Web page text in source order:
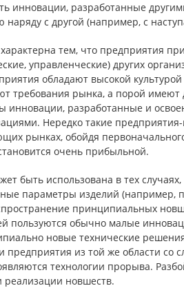
инновации, разработанные
с другой (например, с
характерна тем, что предприятия
управленческие) других
обладают высокой
требования рынка, а порой
инновации, разработанные и
Нередко такие
рынках, обойдя
очень прибыльной.
быть использована в тех
параметры изделий (например,
принципиальных
пользуются обычно малые
новые технические
предприятия из той же области
технологии прорыва.
реализации новшеств.